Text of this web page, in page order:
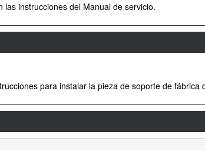
instrucciones del Manual de servicio.
para instalar la pieza de soporte de